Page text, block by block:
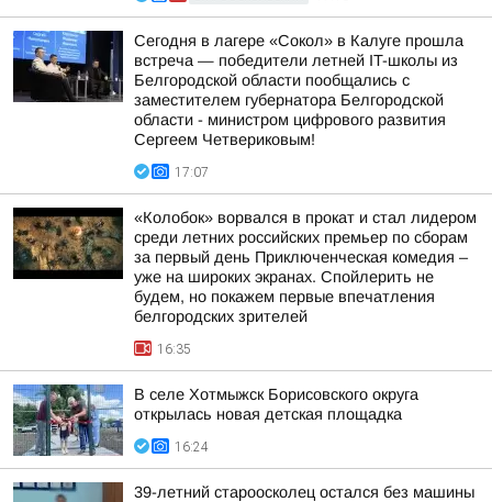
Сегодня в лагере «Сокол» в Калуге прошла
встреча — победители летней IT-школы из
Белгородской области пообщались с
заместителем губернатора Белгородской
области - министром цифрового развития
Сергеем Четвериковым!
17:07
«Колобок» ворвался в прокат и стал лидером
среди летних российских премьер по сборам
за первый день Приключенческая комедия –
уже на широких экранах. Спойлерить не
будем, но покажем первые впечатления
белгородских зрителей
16:35
В селе Хотмыжск Борисовского округа
открылась новая детская площадка
16:24
39-летний староосколец остался без машины